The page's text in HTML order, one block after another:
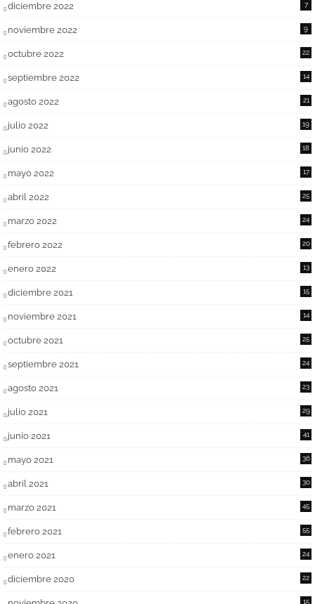
diciembre 2022 7
noviembre 2022 9
octubre 2022 22
septiembre 2022 14
agosto 2022 21
julio 2022 19
junio 2022 18
mayo 2022 17
abril 2022 25
marzo 2022 24
febrero 2022 20
enero 2022 13
diciembre 2021 15
noviembre 2021 14
octubre 2021 25
septiembre 2021 24
agosto 2021 23
julio 2021 29
junio 2021 41
mayo 2021 36
abril 2021 30
marzo 2021 45
febrero 2021 55
enero 2021 24
diciembre 2020 22
15